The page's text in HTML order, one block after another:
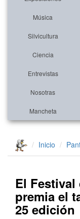
Música
Silvicultura
Ciencia
Entrevistas
Nosotras
Mancheta
Inicio
El Festival
premia el
25 edición